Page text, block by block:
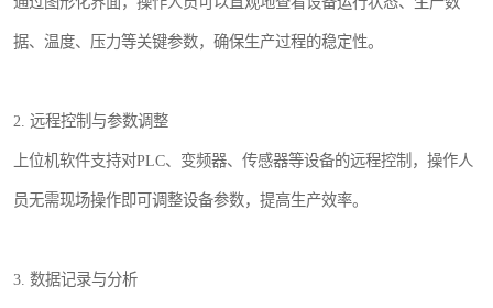
据、温度、压力等关键参数，确保生产过程的稳定性。
2. 远程控制与参数调整
上位机软件支持对PLC、变频器、传感器等设备的远程控制，操作人
员无需现场操作即可调整设备参数，提高生产效率。
3. 数据记录与分析